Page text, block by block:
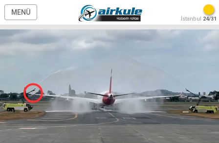
MENÜ
İstanbul 24/31